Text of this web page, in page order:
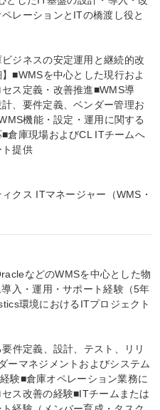
レーションとITの橋渡し役と
ジネスの安定運用と継続的改
■WMSを中心とした現行およ
ス定義・改善推進■WMS導
、要件定義、ベンダー管理お
機能・設定・運用に関する
倉庫現場およびCL ITチームへ
提供
クス ITマネージャー（WMS・
などのWMSを中心とした物
入・運用・サポート経験（5年
環境におけるITプロジェクト
件定義、設計、テスト、リリ
ーマネジメントおよびシステム
験■倉庫オペレーション業務に
ス改善の経験■ITチームまたは